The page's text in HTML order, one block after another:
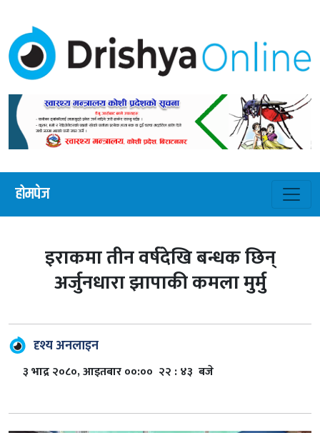
होमपेज
इराकमा तीन वर्षदेखि बन्धक छिन्
अर्जुनधारा झापाकी कमला मुर्मु
दृश्य अनलाइन
३ भाद्र २०८०, आइतबार ००:०० २२ : ४३ बजे